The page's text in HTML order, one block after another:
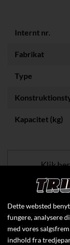
Internt nr.
Fabrikat
Type
Kapacitet (kg)
Klik
Dette websted
fungere, analysere
med vores
indhold fra